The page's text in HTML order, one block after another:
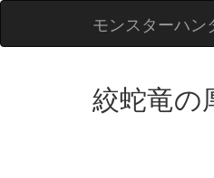
モンスターハン
絞蛇竜の